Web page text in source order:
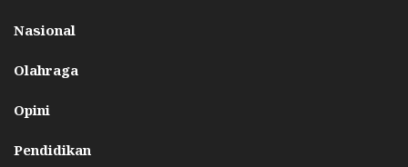
Nasional
Olahraga
Opini
Pendidikan